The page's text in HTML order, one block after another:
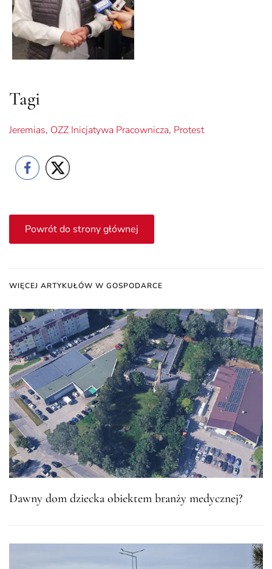
Tagi
Jeremias, OZZ Inicjatywa Pracownicza, Protest
Powrót do strony głównej
WIĘCEJ ARTYKUŁÓW W GOSPODARCE
Dawny dom dziecka obiektem branży medycznej?